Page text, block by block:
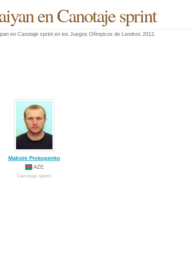
en Canotaje sprint
en Canotaje sprint en los Juegos Olímpicos de Londres 2012.
Maksim Prokopenko
AZE
Canotaje sprint